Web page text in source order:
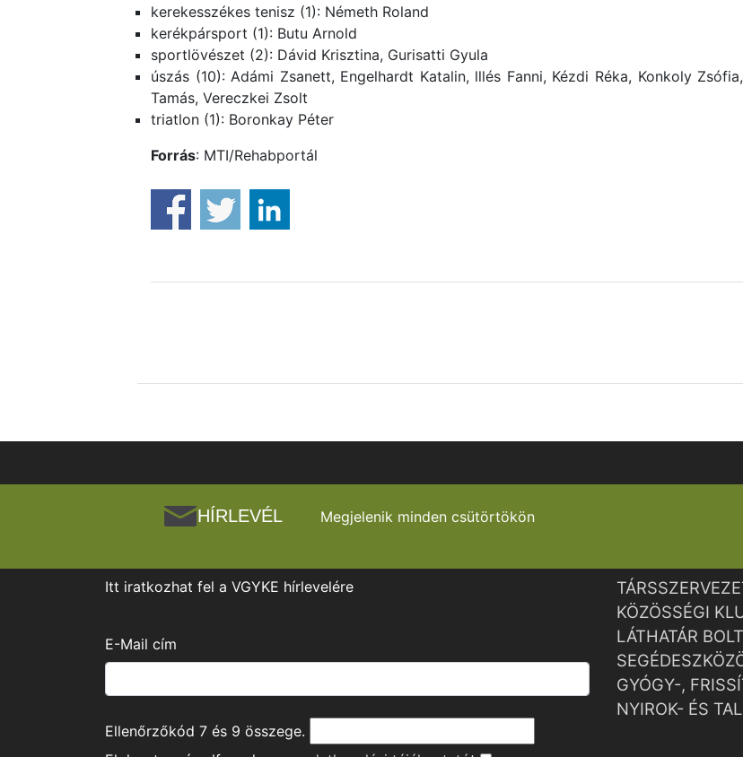
kerekesszékes tenisz (1): Németh Roland
kerékpársport (1): Butu Arnold
sportlövészet (2): Dávid Krisztina, Gurisatti Gyula
úszás (10): Adámi Zsanett, Engelhardt Katalin, lllés Fanni, Kézdi Réka, Konkoly
Tamás, Vereczkei Zsolt
triatlon (1): Boronkay Péter
Forrás: MTI/Rehabportál
HÍRLEVÉL Megjelenik minden csütörtökön
Itt iratkozhat fel a VGYKE hírlevelére
E-Mail cím
Ellenőrzőkód 7 és 9 összege.
KÖZÖSSÉGI
LÁTHATÁR BOLT
GYÓGY-,
NYIROK- ÉS